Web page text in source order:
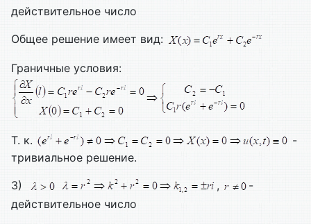
действительное число
Общее решение имеет вид:
Граничные условия:
Т. к.
-
тривиальное решение.
3)
,
-
действительное число